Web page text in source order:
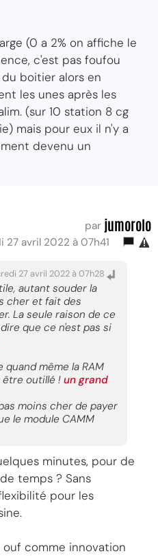
(0 a 2% on affiche le
c'est pas foufou
boitier alors en
les unes après les
(sur 10 station 8 cg
mais pour eux il n'y a
devenu un
par jumorolo
27 avril 2022 à 07h41
27 avril 2022 à 07h28
autant souder la
cher et fait des
La seule raison de ce
que ce n'est pas si
même la RAM
être outillé ! un grand
moins cher de payer
le module CAMM
minutes, pour de
temps ? Sans
pour les
comme innovation